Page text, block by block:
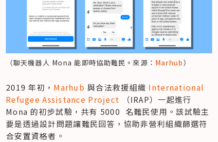
（聊天機器人 Mona 能即時協助難民。來源： Marhub）
2019 年初， Marhub 與合法救援組織 International
Refugee Assistance Project （IRAP）一起進行
Mona 的初步試驗，共有 5000  名難民使用。該試驗主
要是透過設計問題讓難民回答，協助非營利組織篩選符
合安置資格者。